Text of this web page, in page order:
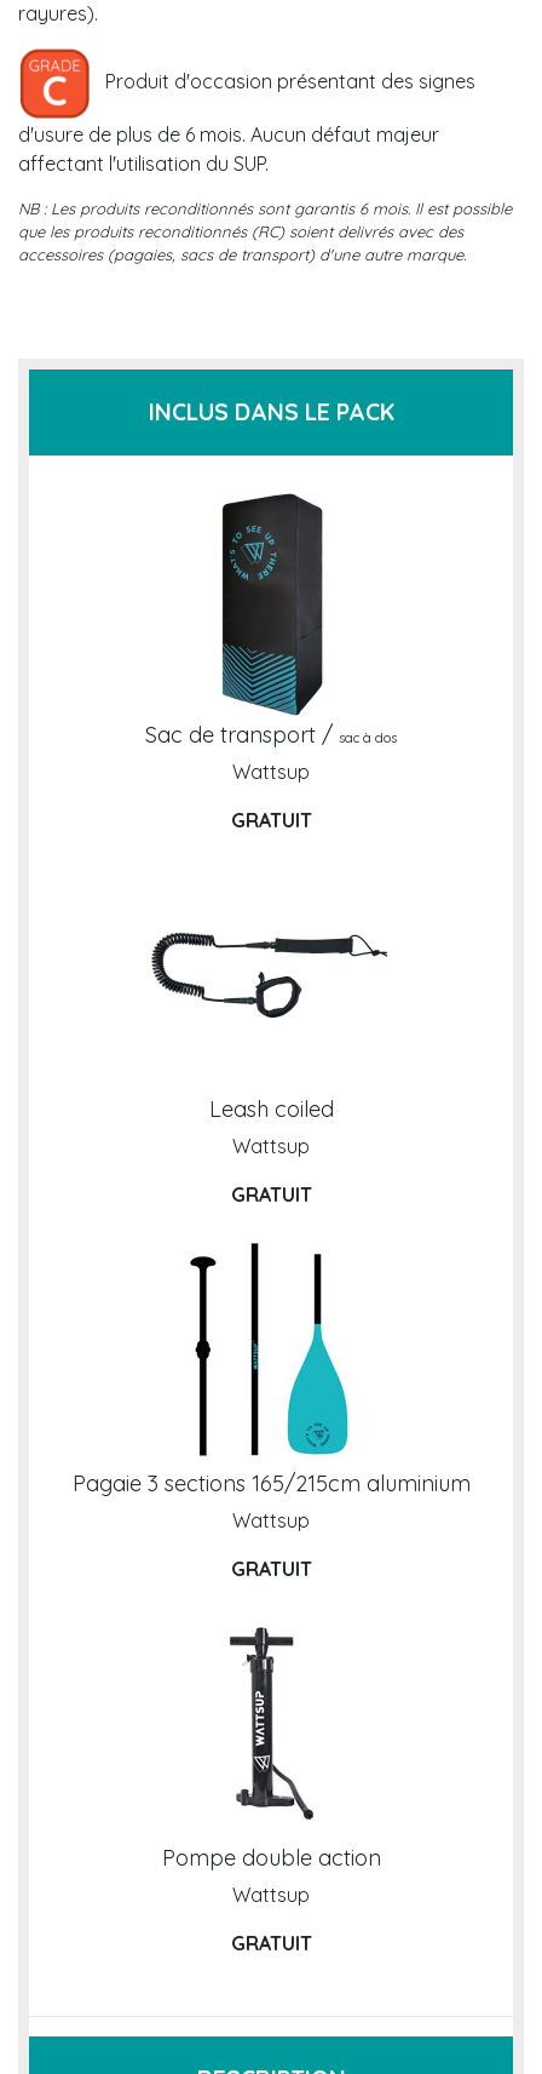
rayures).
Produit d'occasion présentant des signes
d'usure de plus de 6 mois. Aucun défaut majeur
affectant l'utilisation du SUP.
NB : Les produits reconditionnés sont garantis 6 mois. Il est possible
que les produits reconditionnés (RC) soient delivrés avec des
accessoires (pagaies, sacs de transport) d'une autre marque.
INCLUS DANS LE PACK
Sac de transport / sac à dos
Wattsup
GRATUIT
Leash coiled
Wattsup
GRATUIT
Pagaie 3 sections 165/215cm aluminium
Wattsup
GRATUIT
Pompe double action
Wattsup
GRATUIT